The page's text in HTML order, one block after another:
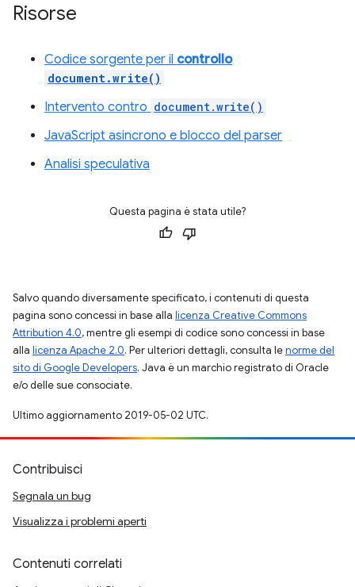
Risorse
Codice sorgente per il controllo
document.write()
Intervento contro document.write()
JavaScript asincrono e blocco del parser
Analisi speculativa
Questa pagina è stata utile?
Salvo quando diversamente specificato, i contenuti di questa
pagina sono concessi in base alla licenza Creative Commons
Attribution 4.0, mentre gli esempi di codice sono concessi in base
alla licenza Apache 2.0. Per ulteriori dettagli, consulta lenorme del
sito di Google Developers. Java è un marchio registrato di Oracle
e/o delle sue consociate.
Ultimo aggiornamento 2019-05-02 UTC.
Contribuisci
Segnala un bug
Visualizza i problemi aperti
Contenuti correlati